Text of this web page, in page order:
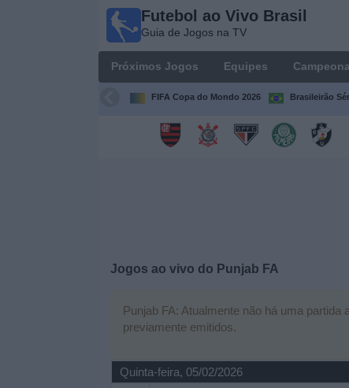
Futebol ao Vivo Brasil
Guia de Jogos na TV
Próximos Jogos Equipes
FIFA Copa do Mondo 2026 Brasileirão
Jogos ao vivo do Punjab FA
Punjab FA: Atualmente não há uma
previamente emitidos.
Quinta-feira, 05/02/2026